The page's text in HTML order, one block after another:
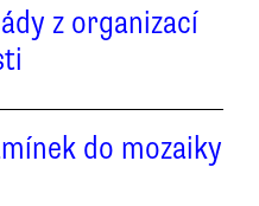
z organizací
do mozaiky